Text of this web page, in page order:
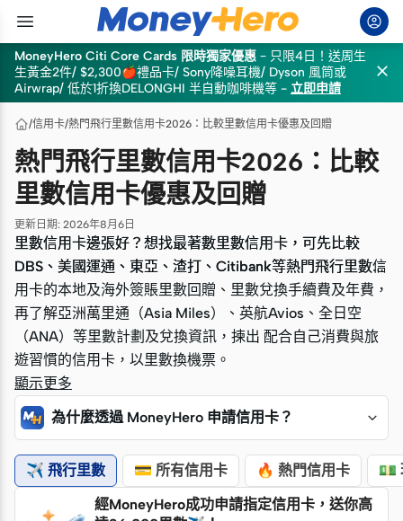
MoneyHero Citi Core Cards 限時獨家優惠 – 只限4日！送周生
生黃金2件/ $2,300🍎禮品卡/ Sony降噪耳機/ Dyson 風筒或
Airwrap/ 低於1折換DELONGHI 半自動咖啡機等 - 立即申請

/信用卡/熱門飛行里數信用卡2026：比較里數信用卡優惠及回贈
熱門飛行里數信用卡2026：比較
里數信用卡優惠及回贈
更新日期: 2026年8月6日
里數信用卡邊張好？想找最著數里數信用卡，可先比較
DBS、美國運通、東亞、渣打、Citibank等熱門飛行里數信
用卡的本地及海外簽賬里數回贈、里數兌換手續費及年費，
再了解亞洲萬里通（Asia Miles）、英航Avios、全日空
（ANA）等里數計劃及兌換資訊，揀出 配合自己消費與旅
遊習慣的信用卡，以里數換機票。
里數信用卡邊張好？想找最著數里數信用卡，可先比較
DBS、美國運通、東亞、渣打、Citibank等熱門飛行里數信
用卡的本地及海外簽賬里數回贈、里數兌換手續費及年費，
再了解亞洲萬里通（Asia Miles）、英航Avios、全日空
（ANA）等里數計劃及兌換資訊，揀出 配合自己消費與旅
遊習慣的信用卡，以里數換機票。
顯示更多
為什麼透過 MoneyHero 申請信用卡？
✈️ 飛行里數 💳 所有信用卡 🔥 熱門信用卡
💵
經MoneyHero成功申請指定信用卡，送你高